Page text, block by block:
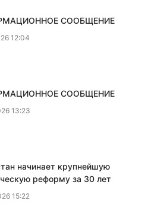
СООБЩЕНИЕ
12:04
СООБЩЕНИЕ
13:23
начинает крупнейшую
реформу за 30 лет
15:22